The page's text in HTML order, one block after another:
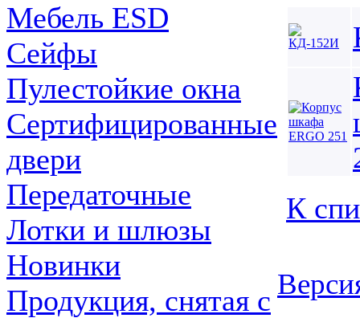
Мебель ESD
Сейфы
Пулестойкие окна
Сертифицированные
двери
Передаточные
Лотки и шлюзы
Новинки
Продукция, снятая с
К